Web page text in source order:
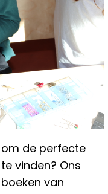
de perfecte
vinden? Ons
van